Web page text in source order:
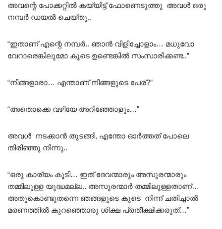
അവന്റെ പോക്കറ്റിൽ കയ്യിട്ട് ഫോണെടുത്തു അവൾ ഒരു
നമ്പർ ഡയൽ ചെയ്തു..
“ഇതാണ് എന്റെ നമ്പർ.. ഞാൻ വിളിച്ചോളാം… മധുവോ
വേറാരെങ്കിലുമോ കൂടെ ഉണ്ടെങ്കിൽ സംസാരിക്കണ്ട..”
“നിങ്ങളാരാ… എന്താണ് നിങ്ങളുടെ പേര്?”
“അതൊക്കെ വഴിയേ അറിഞ്ഞോളും…”
അവൾ നടക്കാൻ തുടങ്ങി, എന്തോ ഓർത്തത് പോലെ
തിരിഞ്ഞു നിന്നു..
“ഒരു കാര്യം കൂടി… ഇത് ദേവന്മാരും അസുരന്മാരും
തമ്മിലുള്ള യുദ്ധമല്ല.. അസുരന്മാർ തമ്മിലുള്ളതാണ്…
അതുകൊണ്ടുതന്നെ ഞങ്ങളുടെ കൂടെ നിന്ന് ചതിച്ചാൽ
മരണത്തിൽ കുറഞ്ഞൊരു ശിക്ഷ പ്രതീക്ഷിക്കരുത്…”